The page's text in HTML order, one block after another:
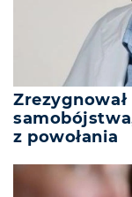
z powołania